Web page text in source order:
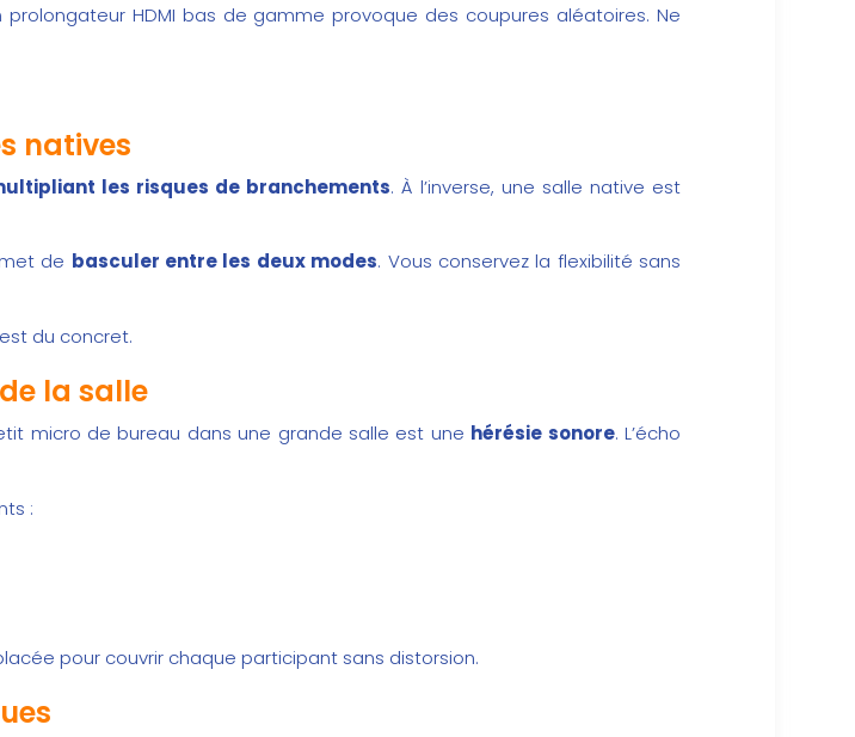
HDMI bas de gamme provoque des coupures aléatoires. Ne
natives
les risques de branchements. À l’inverse, une salle native est
de basculer entre les deux modes. Vous conservez la flexibilité sans
du concret.
la salle
micro de bureau dans une grande salle est une hérésie sonore. L’écho
:
pour couvrir chaque participant sans distorsion.